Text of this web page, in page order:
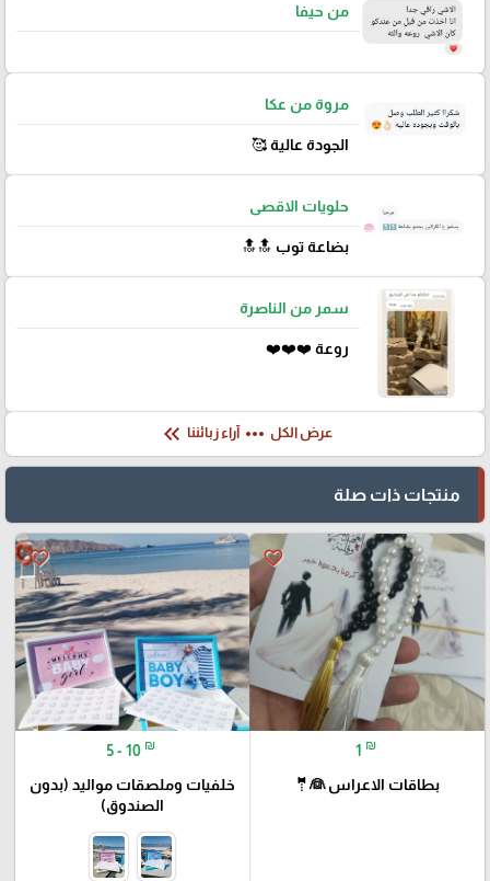
من حيفا
مروة من عكا
الجودة عالية 🥰
حلويات الاقصى
بضاعة توب 🔝🔝
سمر من الناصرة
روعة ❤️❤️❤️
عرض الكل more_horiz آراء زبائننا keyboard_double_arrow_left
منتجات ذات صلة
favorite_border
1 ₪
بطاقات الاعراس 👰🤵
favorite_border
5 - 10 ₪
خلفيات وملصقات مواليد (بدون
الصندوق)